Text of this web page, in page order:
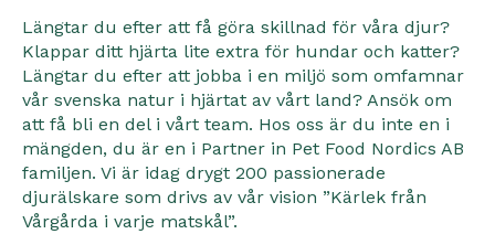
Längtar du efter att få göra skillnad för våra djur?
Klappar ditt hjärta lite extra för hundar och katter?
Längtar du efter att jobba i en miljö som omfamnar
vår svenska natur i hjärtat av vårt land? Ansök om
att få bli en del i vårt team. Hos oss är du inte en i
mängden, du är en i Partner in Pet Food Nordics AB
familjen. Vi är idag drygt 200 passionerade
djurälskare som drivs av vår vision ”Kärlek från
Vårgårda i varje matskål”.